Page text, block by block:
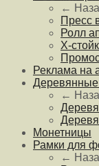
←
Пресс
Ролл
Х-
Реклама на
←
Монетницы
Рамки для
←